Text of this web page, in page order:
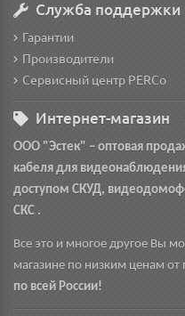
Служба поддержки
Гарантии
Производители
Сервисный центр PERCo
Интернет-магазин
ООО "Эстек" – оптовая
кабеля для
доступом СКУД,
СКС .
Все это и многое другое Вы
магазине по низким ценам от
по всей России!